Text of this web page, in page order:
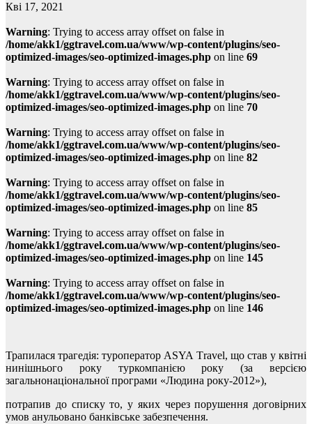
Кві 17, 2021
Warning: Trying to access array offset on false in
/home/akk1/ggtravel.com.ua/www/wp-content/plugins/seo-
optimized-images/seo-optimized-images.php on line 69
Warning: Trying to access array offset on false in
/home/akk1/ggtravel.com.ua/www/wp-content/plugins/seo-
optimized-images/seo-optimized-images.php on line 70
Warning: Trying to access array offset on false in
/home/akk1/ggtravel.com.ua/www/wp-content/plugins/seo-
optimized-images/seo-optimized-images.php on line 82
Warning: Trying to access array offset on false in
/home/akk1/ggtravel.com.ua/www/wp-content/plugins/seo-
optimized-images/seo-optimized-images.php on line 85
Warning: Trying to access array offset on false in
/home/akk1/ggtravel.com.ua/www/wp-content/plugins/seo-
optimized-images/seo-optimized-images.php on line 145
Warning: Trying to access array offset on false in
/home/akk1/ggtravel.com.ua/www/wp-content/plugins/seo-
optimized-images/seo-optimized-images.php on line 146
Трапилася трагедія: туроператор ASYA Тravel, що став у квітні
нинішнього року туркомпанією року (за версією
загальнонаціональної програми «Людина року-2012»),
потрапив до списку то, у яких через порушення договірних
умов анульовано банківське забезпечення.